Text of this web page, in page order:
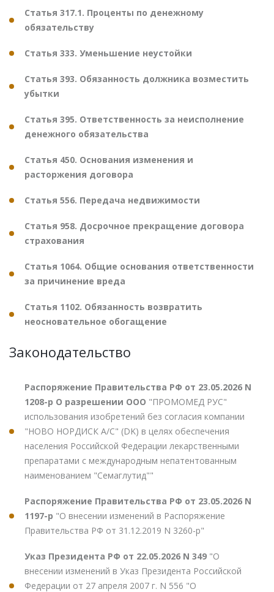
Статья 317.1. Проценты по денежному
обязательству
Статья 333. Уменьшение неустойки
Статья 393. Обязанность должника возместить
убытки
Статья 395. Ответственность за неисполнение
денежного обязательства
Статья 450. Основания изменения и
расторжения договора
Статья 556. Передача недвижимости
Статья 958. Досрочное прекращение договора
страхования
Статья 1064. Общие основания ответственности
за причинение вреда
Статья 1102. Обязанность возвратить
неосновательное обогащение
Законодательство
Распоряжение Правительства РФ от 23.05.2026 N
1208-р О разрешении ООО "ПРОМОМЕД РУС"
использования изобретений без согласия компании
"НОВО НОРДИСК А/С" (DK) в целях обеспечения
населения Российской Федерации лекарственными
препаратами с международным непатентованным
наименованием "Семаглутид""
Распоряжение Правительства РФ от 23.05.2026 N
1197-р "О внесении изменений в Распоряжение
Правительства РФ от 31.12.2019 N 3260-р"
Указ Президента РФ от 22.05.2026 N 349 "О
внесении изменений в Указ Президента Российской
Федерации от 27 апреля 2007 г. N 556 "О